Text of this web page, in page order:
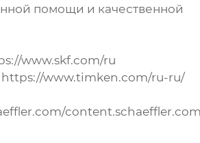
помощи и качественной
www.skf.com/ru
https://www.timken.com/ru-ru/